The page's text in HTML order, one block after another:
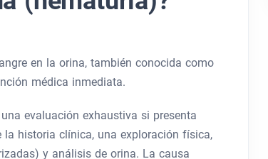
en la orina, también conocida como
médica inmediata.
evaluación exhaustiva si presenta
historia clínica, una exploración física,
y análisis de orina. La causa